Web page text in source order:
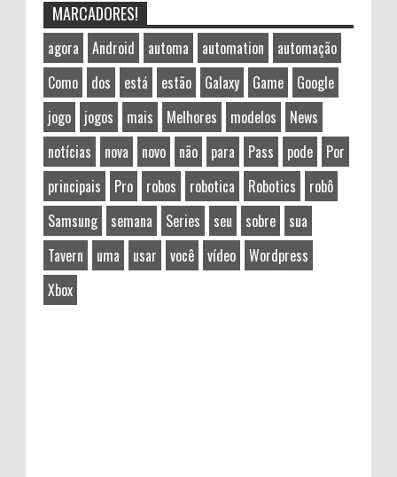
MARCADORES!
agora Android automa automation
automação
Como
dos está estão Galaxy Game
Google
jogo
jogos mais Melhores modelos
News
notícias
nova novo não para Pass pode
Por
principais
Pro robos robotica Robotics
robô
Samsung
semana Series seu sobre
sua
Tavern
uma usar você vídeo
Wordpress
Xbox